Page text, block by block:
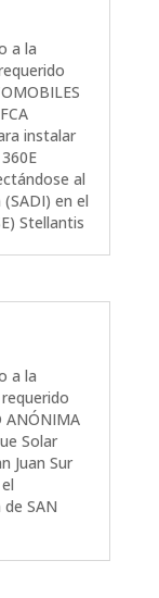
a la
instalar
al
en el
Stellantis
a la
ANÓNIMA
Solar
Juan Sur
SAN